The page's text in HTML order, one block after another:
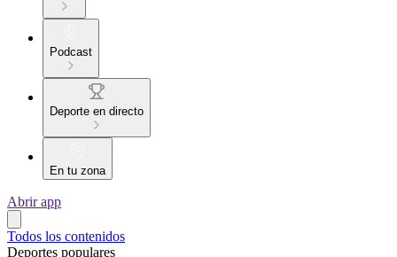
Podcast
Deporte en directo
En tu zona
Abrir app
Todos los contenidos
Deportes populares